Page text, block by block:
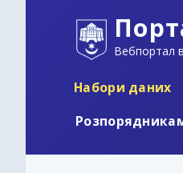
Вебпортал
Набори даних